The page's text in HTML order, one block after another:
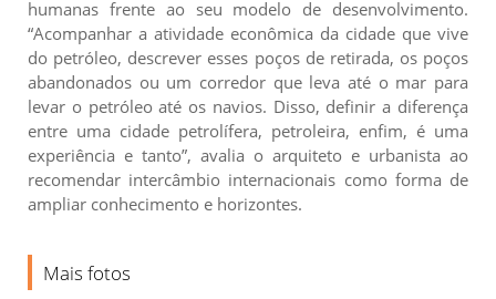
humanas frente ao seu modelo de desenvolvimento.
“Acompanhar a atividade econômica da cidade que vive
do petróleo, descrever esses poços de retirada, os poços
abandonados ou um corredor que leva até o mar para
levar o petróleo até os navios. Disso, definir a diferença
entre uma cidade petrolífera, petroleira, enfim, é uma
experiência e tanto”, avalia o arquiteto e urbanista ao
recomendar intercâmbio internacionais como forma de
ampliar conhecimento e horizontes.
Mais fotos